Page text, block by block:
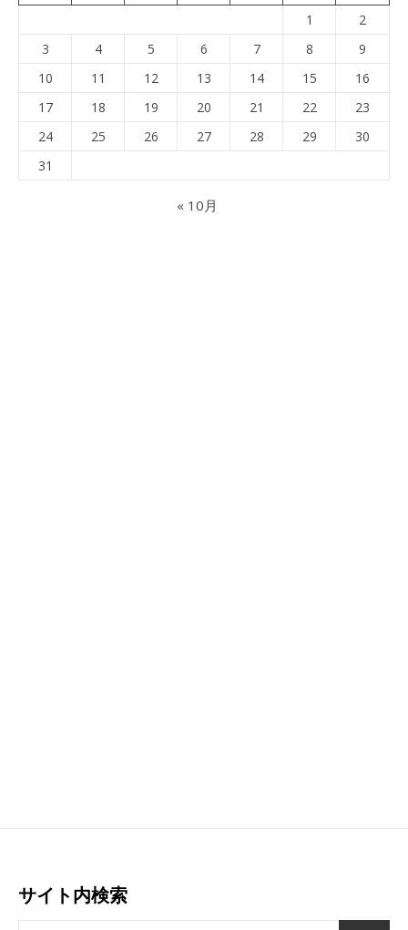
1
2
3
4 5 6 7 8
9
10
11 12 13 14 15
16
17
18 19 20 21 22
23
24
25 26 27 28 29
30
31
« 10月
サイト内検索